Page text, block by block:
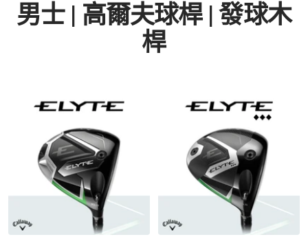
男士 | 高爾夫球桿 | 發球木
桿